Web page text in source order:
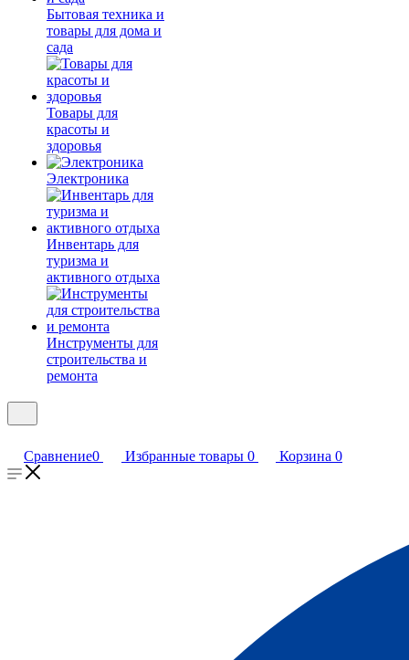
Бытовая техника и
товары для дома и
сада
Товары для
красоты и
здоровья
Электроника
Инвентарь для
туризма и
активного отдыха
Инструменты для
строительства и
ремонта
Сравнение0 Избранные товары 0 Корзина 0